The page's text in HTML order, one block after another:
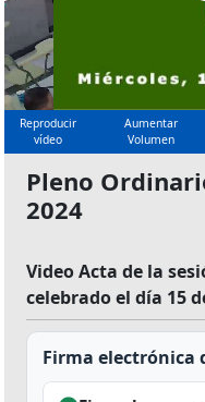
Reproducir
vídeo
Aumentar
Volumen
Pleno
2024
Video Acta de la
celebrado el día 15
Firma electrónica